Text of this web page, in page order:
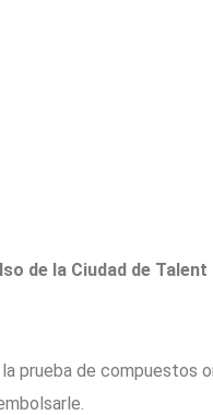
de la Ciudad de Talent
prueba de compuestos